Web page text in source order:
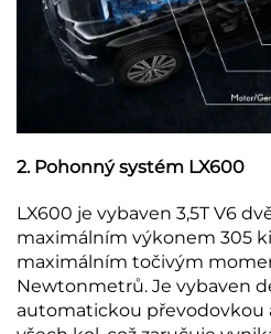
2. Pohonný systém LX600
LX600 je vybaven 3,5T V6
maximálním výkonem 305
maximálním točivým
Newtonmetrů. Je vybaven
automatickou převodovkou